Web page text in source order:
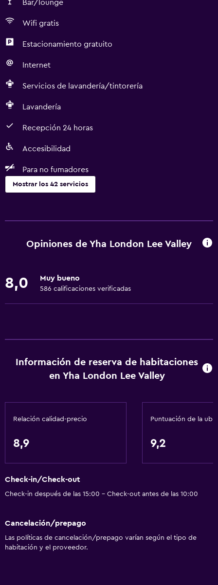
Bar/lounge
Wifi gratis
Estacionamiento gratuito
Internet
Servicios de lavandería/tintorería
Lavandería
Recepción 24 horas
Accesibilidad
Para no fumadores
Mostrar los 42 servicios
Para no fumadores
Inodoro con barras de apoyo
Restaurante
Máquina expendedora (bebidas)
Máquina expendedora (botanas)
Salud y seguridad
Cámaras CCTV en el exterior
Limpieza diaria
Botiquín de primeros auxilios
Cámaras CCTV en zonas comunes
Opiniones de Yha London Lee Valley
8,0 Muy bueno
586 calificaciones verificadas
Información de reserva de habitaciones
en Yha London Lee Valley
Relación calidad-precio
8,9
Puntuación de la
9,2
Check-in/Check-out
Check-in después de las 15:00 - Check-out antes de las 10:00
Cancelación/prepago
Las políticas de cancelación/prepago varían según el tipo de
habitación y el proveedor.